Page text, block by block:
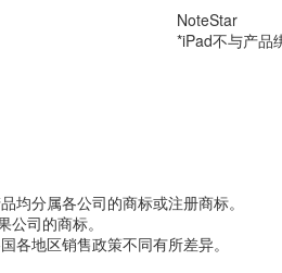
NoteStar
*iPad不与产品
均分属各公司的商标或注册商标。
司的商标。
各地区销售政策不同有所差异。